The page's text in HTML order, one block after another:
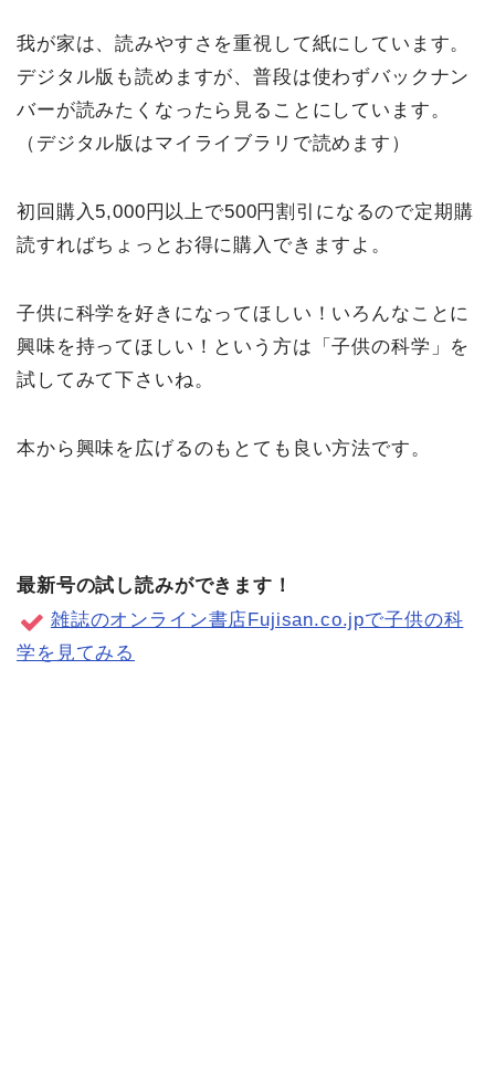
我が家は、読みやすさを重視して紙にしています。
デジタル版も読めますが、普段は使わずバックナン
バーが読みたくなったら見ることにしています。
（デジタル版はマイライブラリで読めます）
初回購入5,000円以上で500円割引になるので定期購
読すればちょっとお得に購入できますよ。
子供に科学を好きになってほしい！いろんなことに
興味を持ってほしい！という方は「子供の科学」を
試してみて下さいね。
本から興味を広げるのもとても良い方法です。
最新号の試し読みができます！
雑誌のオンライン書店Fujisan.co.jpで子供の科
学を見てみる